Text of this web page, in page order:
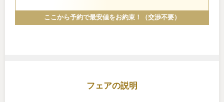
ここから予約で最安値をお約束！（交渉不要）
フェアの説明